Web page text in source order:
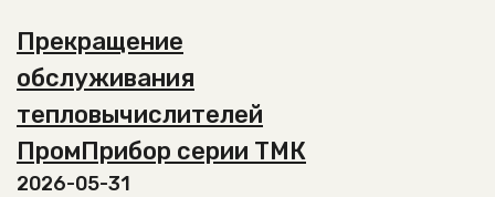
на
странице
Прекращение
обслуживания
тепловычислителей
ПромПрибор серии ТМК
2026-05-31